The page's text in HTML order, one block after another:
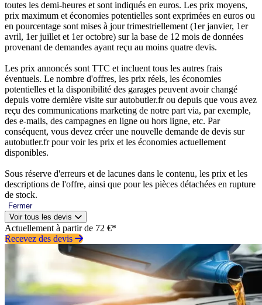
toutes les demi-heures et sont indiqués en euros. Les prix moyens,
prix maximum et économies potentielles sont exprimées en euros ou
en pourcentage sont mises à jour trimestriellement (1er janvier, 1er
avril, 1er juillet et 1er octobre) sur la base de 12 mois de données
provenant de demandes ayant reçu au moins quatre devis.
Les prix annoncés sont TTC et incluent tous les autres frais
éventuels. Le nombre d'offres, les prix réels, les économies
potentielles et la disponibilité des garages peuvent avoir changé
depuis votre dernière visite sur autobutler.fr ou depuis que vous avez
reçu des communications marketing de notre part via, par exemple,
des e-mails, des campagnes en ligne ou hors ligne, etc. Par
conséquent, vous devez créer une nouvelle demande de devis sur
autobutler.fr pour voir les prix et les économies actuellement
disponibles.
Sous réserve d'erreurs et de lacunes dans le contenu, les prix et les
descriptions de l'offre, ainsi que pour les pièces détachées en rupture
de stock.
Fermer
Voir tous les devis
Actuellement à partir de 72 €*
Recevez des devis